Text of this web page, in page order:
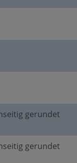
gerundet
gerundet